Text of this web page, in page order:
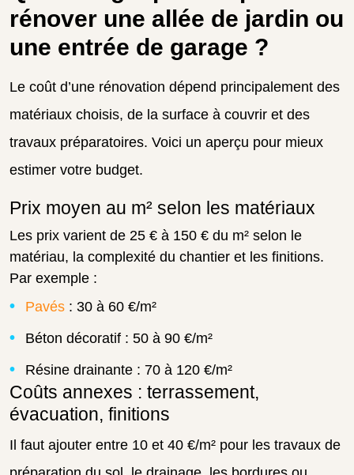
rénover une allée de jardin ou
une entrée de garage ?
Le coût d’une rénovation dépend principalement des
matériaux choisis, de la surface à couvrir et des
travaux préparatoires. Voici un aperçu pour mieux
estimer votre budget.
Prix moyen au m² selon les matériaux
Les prix varient de 25 € à 150 € du m² selon le
matériau, la complexité du chantier et les finitions.
Par exemple :
Pavés : 30 à 60 €/m²
Béton décoratif : 50 à 90 €/m²
Résine drainante : 70 à 120 €/m²
Coûts annexes : terrassement,
évacuation, finitions
Il faut ajouter entre 10 et 40 €/m² pour les travaux de